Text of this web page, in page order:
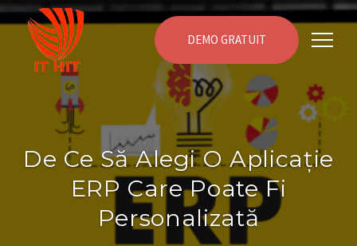
DEMO GRATUIT
De Ce Să Alegi O Aplicație
ERP Care Poate Fi
Personalizată